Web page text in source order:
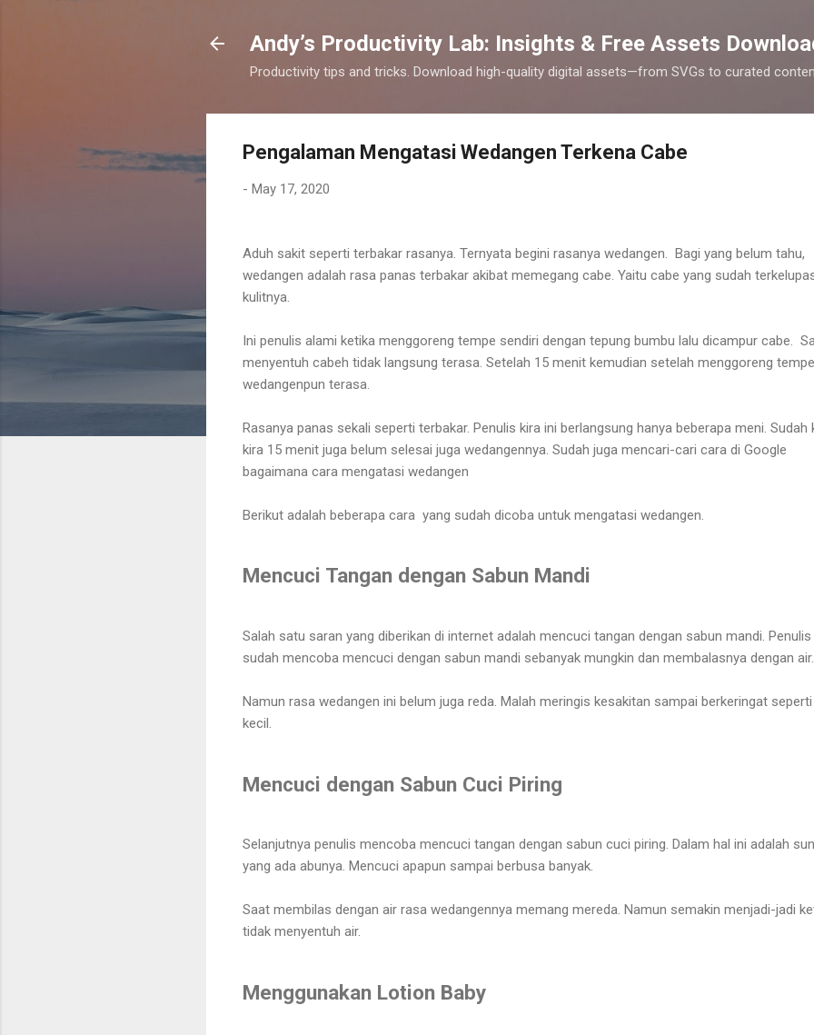
Andy’s Productivity Lab: Insights & Free Assets
Productivity tips and tricks. Download high-quality digital assets—from SVGs to curated
Pengalaman Mengatasi Wedangen Terkena Cabe
- May 17, 2020
Aduh sakit seperti terbakar rasanya. Ternyata begini rasanya wedangen. Bagi yang belum tahu,
wedangen adalah rasa panas terbakar akibat memegang cabe. Yaitu cabe yang sudah
kulitnya.
Ini penulis alami ketika menggoreng tempe sendiri dengan tepung bumbu lalu dicampur cabe.
menyentuh cabeh tidak langsung terasa. Setelah 15 menit kemudian setelah menggoreng
wedangenpun terasa.
Rasanya panas sekali seperti terbakar. Penulis kira ini berlangsung hanya beberapa meni. Sudah
kira 15 menit juga belum selesai juga wedangennya. Sudah juga mencari-cari cara di Google
bagaimana cara mengatasi wedangen
Berikut adalah beberapa cara yang sudah dicoba untuk mengatasi wedangen.
Mencuci Tangan dengan Sabun Mandi
Salah satu saran yang diberikan di internet adalah mencuci tangan dengan sabun mandi. Penulis
sudah mencoba mencuci dengan sabun mandi sebanyak mungkin dan membalasnya dengan air.
Namun rasa wedangen ini belum juga reda. Malah meringis kesakitan sampai berkeringat
kecil.
Mencuci dengan Sabun Cuci Piring
Selanjutnya penulis mencoba mencuci tangan dengan sabun cuci piring. Dalam hal ini adalah
yang ada abunya. Mencuci apapun sampai berbusa banyak.
Saat membilas dengan air rasa wedangennya memang mereda. Namun semakin menjadi-jadi
tidak menyentuh air.
Menggunakan Lotion Baby